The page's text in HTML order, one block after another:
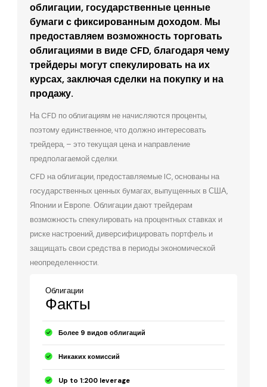
облигации, государственные ценные
бумаги с фиксированным доходом. Мы
предоставляем возможность торговать
облигациями в виде CFD, благодаря чему
трейдеры могут спекулировать на их
курсах, заключая сделки на покупку и на
продажу.
На CFD по облигациям не начисляются проценты,
поэтому единственное, что должно интересовать
трейдера, – это текущая цена и направление
предполагаемой сделки.
CFD на облигации, предоставляемые IC, основаны на
государственных ценных бумагах, выпущенных в США,
Японии и Европе. Облигации дают трейдерам
возможность спекулировать на процентных ставках и
риске настроений, диверсифицировать портфель и
защищать свои средства в периоды экономической
неопределенности.
Облигации
Факты
Более 9 видов облигаций
Никаких комиссий
Up to 1:200 leverage